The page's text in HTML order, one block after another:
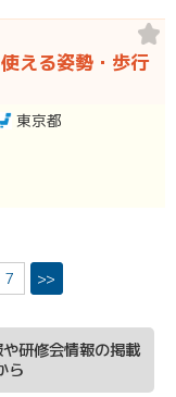
える姿勢・歩行
東京都
7 >>
研修会情報の掲載
ら